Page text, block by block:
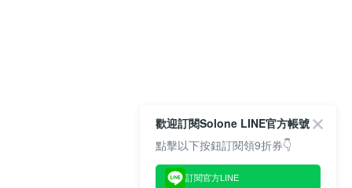
歡迎訂閱Solone LINE官方帳號
點擊以下按鈕訂閱領9折券👇
訂閱官方LINE